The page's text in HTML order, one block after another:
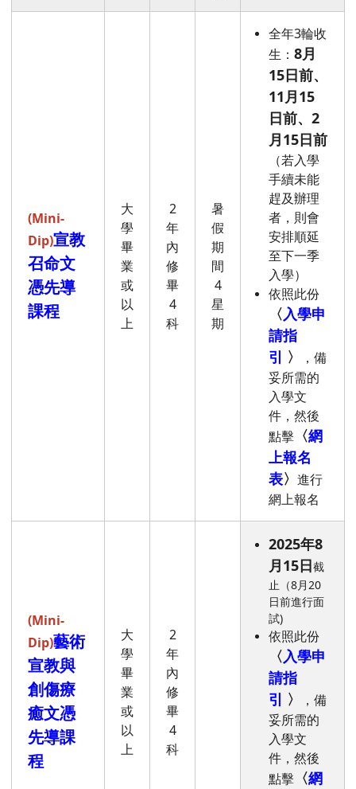
(Mini-
Dip)宣教
召命文
憑先導
課程
大
學
畢
業
或
以
上
2
年
內
修
畢
4
科
暑
假
期
間
4
星
期
全年3輪收
生： 8月
15日前、
11月15
日前、2
月15日前
（若入學
手續未能
趕及辦理
者，則會
安排順延
至下一季
入學）
依照此份
〈入學申
請指
引 〉
，備
妥所需的
入學文
件，然後
點擊 〈網
上報名
表〉 進行
網上報名
(Mini-
Dip)藝術
宣教與
創傷療
癒文憑
先導課
程
大
學
畢
業
或
以
上
2
年
內
修
畢
4
科
2025年8
月15日截
止（8月20
日前進行面
試)
依照此份
〈入學申
請指
引 〉
，備
妥所需的
入學文
件，然後
點擊 〈網